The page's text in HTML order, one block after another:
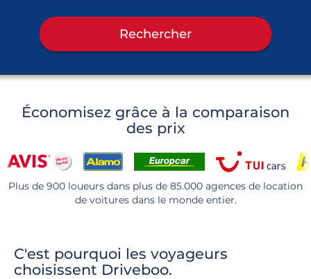
Rechercher
Économisez grâce à la comparaison
des prix
Plus de 900 loueurs dans plus de 85.000 agences de location
de voitures dans le monde entier.
C'est pourquoi les voyageurs
choisissent Driveboo.